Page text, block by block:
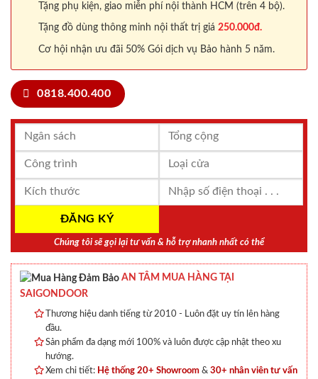
Tặng phụ kiện, giao miễn phí nội thành HCM (trên 4 bộ).
Tặng đồ dùng thông minh nội thất trị giá 250.000đ.
Cơ hội nhận ưu đãi 50% Gói dịch vụ Bảo hành 5 năm.
0818.400.400
Chúng tôi sẽ gọi lại tư vấn & hỗ trợ nhanh nhất có thể
AN TÂM MUA HÀNG TẠI
SAIGONDOOR
Thương hiệu danh tiếng từ 2010 - Luôn đặt uy tín lên hàng
đầu.
Sản phẩm đa dạng mới 100% và luôn được cập nhật theo xu
hướng.
Xem chi tiết: Hệ thống 20+ Showroom & 30+ nhân viên tư vấn